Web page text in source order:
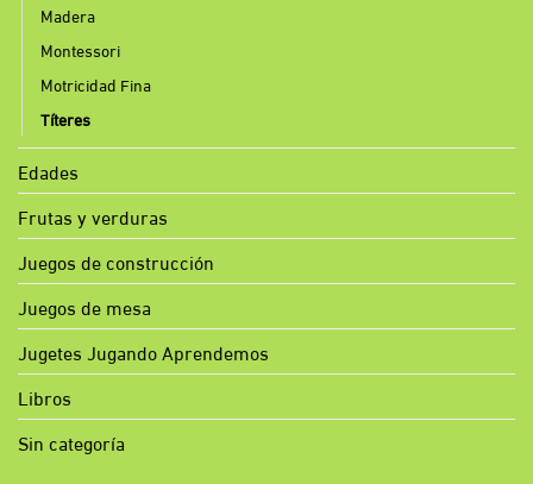
Madera
Montessori
Motricidad Fina
Títeres
Edades
Frutas y verduras
Juegos de construcción
Juegos de mesa
Jugetes Jugando Aprendemos
Libros
Sin categoría